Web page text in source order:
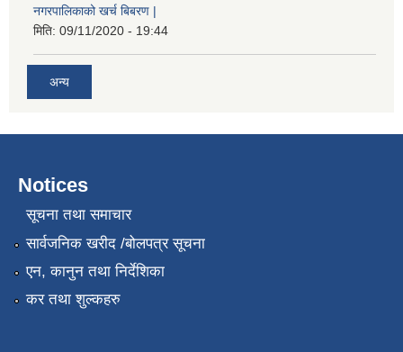
नगरपालिकाको खर्च बिबरण |
मिति: 09/11/2020 - 19:44
अन्य
Notices
सूचना तथा समाचार
सार्वजनिक खरीद /बोलपत्र सूचना
एन, कानुन तथा निर्देशिका
कर तथा शुल्कहरु